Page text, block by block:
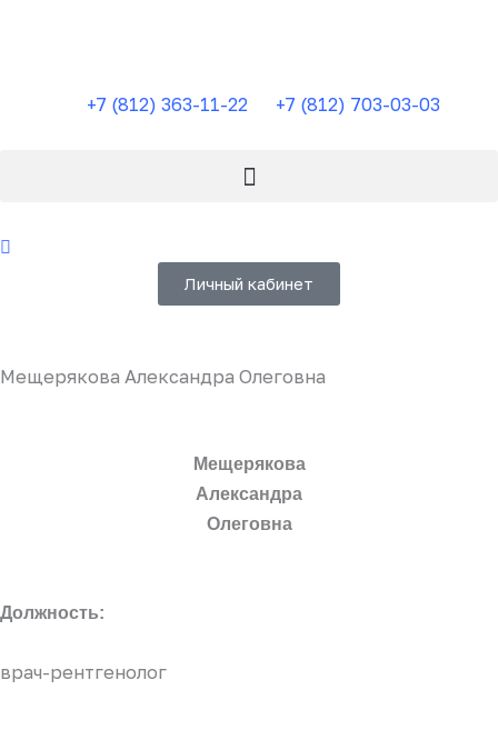
+7 (812) 363-11-22
+7 (812) 703-03-03
Личный кабинет
Мещерякова Александра Олеговна
Мещерякова
Александра
Олеговна
Должность:
врач-рентгенолог